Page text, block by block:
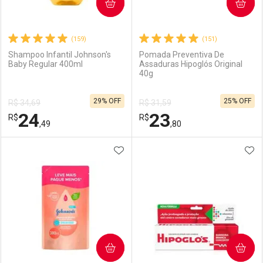
(159)
Shampoo Infantil Johnson's
Baby Regular 400ml
R$ 34,69
R$24,49
29% OFF
COMPRAR
Laboratório
Por Menos
(151)
Pomada Preventiva De
Assaduras Hipoglós Original
40g
R$ 31,59
R$23,80
25% OFF
COMPRAR
ADICIONAR AOS FAVORITOS
COMPRAR COMPRAR